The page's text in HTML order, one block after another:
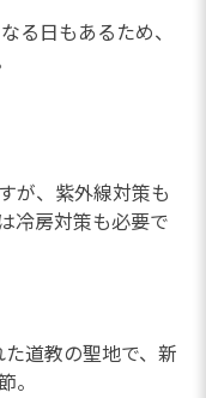
る日もあるため、
が、紫外線対策も
冷房対策も必要で
道教の聖地で、新
。